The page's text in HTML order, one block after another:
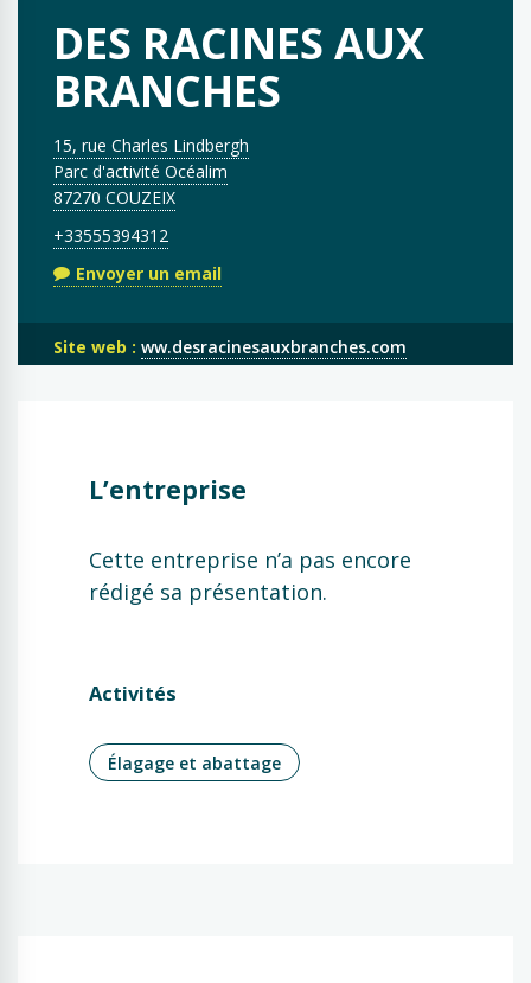
DES RACINES AUX
BRANCHES
15, rue Charles Lindbergh
Parc d'activité Océalim
87270 COUZEIX
+33555394312
Envoyer un email
Site web : ww.desracinesauxbranches.com
L’entreprise
Cette entreprise n’a pas encore
rédigé sa présentation.
Activités
Élagage et abattage